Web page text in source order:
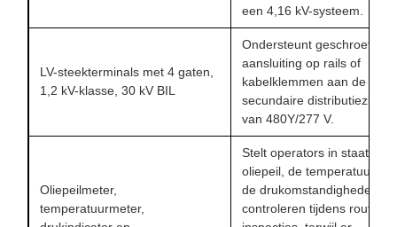
een 4,16 kV-systeem.
LV-steekterminals met 4 gaten,
1,2 kV-klasse, 30 kV BIL
Ondersteunt geschroefde
aansluiting op rails of
kabelklemmen aan de
secundaire distributiezijde
van 480Y/277 V.
Oliepeilmeter,
temperatuurmeter,
Stelt operators in staat het
oliepeil, de temperatuur en
de drukomstandigheden te
controleren tijdens routine-